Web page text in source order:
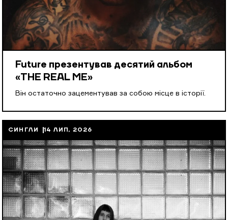
Future презентував десятий альбом
«THE REAL ME»
Він остаточно зацементував за собою місце в історії.
СИНГЛИ 14 ЛИП, 2026